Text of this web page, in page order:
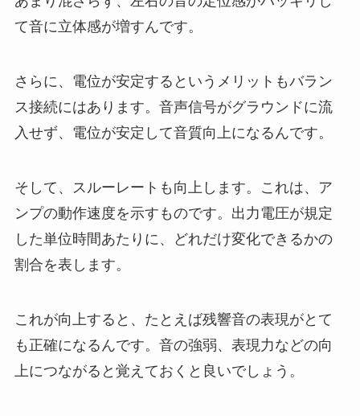
て音に立体感が増すんです。
さらに、電位が安定するというメリットもバラン
ス接続にはあります。音声信号がグラウンドに流
入せず、電位が安定して音質向上になるんです。
そして、スルーレートも向上します。これは、ア
ンプの動作速度を示すものです。出力電圧が規定
した単位時間あたりに、どれだけ変化できるかの
割合を表します。
これが向上すると、たとえば残響音の表現がとて
も正確になるんです。音の強弱、表現力などの向
上につながると覚えておくと良いでしょう。